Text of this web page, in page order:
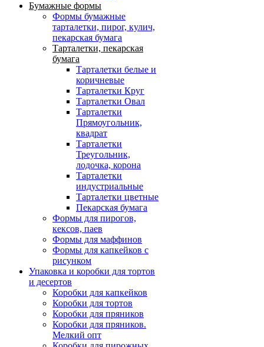
Бумажные формы
Формы бумажные
тарталетки, пирог, кулич,
пекарская бумага
Тарталетки, пекарская
бумага
Тарталетки белые и
коричневые
Тарталетки Круг
Тарталетки Овал
Тарталетки
Прямоугольник,
квадрат
Тарталетки
Треугольник,
лодочка, корона
Тарталетки
индустриальные
Тарталетки цветные
Пекарская бумага
Формы для пирогов,
кексов, паев
Формы для маффинов
Формы для капкейков с
рисунком
Упаковка и коробки для тортов
и десертов
Коробки для капкейков
Коробки для тортов
Коробки для пряников
Коробки для пряников.
Мелкий опт